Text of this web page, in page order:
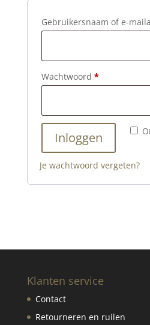
Gebruikersnaam of e-
Wachtwoord *Vereist
Inloggen
Je wachtwoord vergeten?
Klanten service
Contact
Retourneren en ruilen